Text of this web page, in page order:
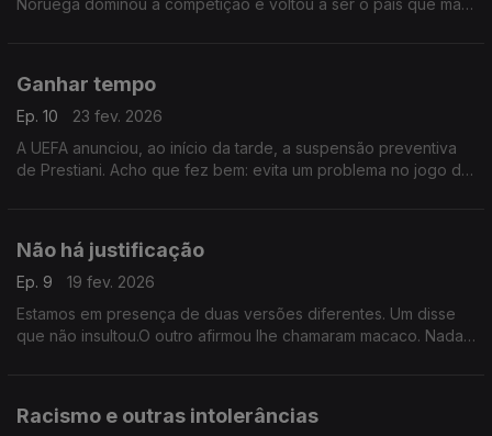
Noruega dominou a competição e voltou a ser o país que mais
Ganhar tempo
Ep. 10
23 fev. 2026
A UEFA anunciou, ao início da tarde, a suspensão preventiva
de Prestiani. Acho que fez bem: evita um problema no jogo da
Não há justificação
Ep. 9
19 fev. 2026
Estamos em presença de duas versões diferentes. Um disse
que não insultou.O outro afirmou lhe chamaram macaco. Nada,
Racismo e outras intolerâncias